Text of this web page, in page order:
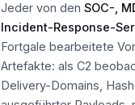
Jeder von den SOC-,
Incident-Response-
Fortgale bearbeitete
Artefakte: als C2
Delivery-Domains,